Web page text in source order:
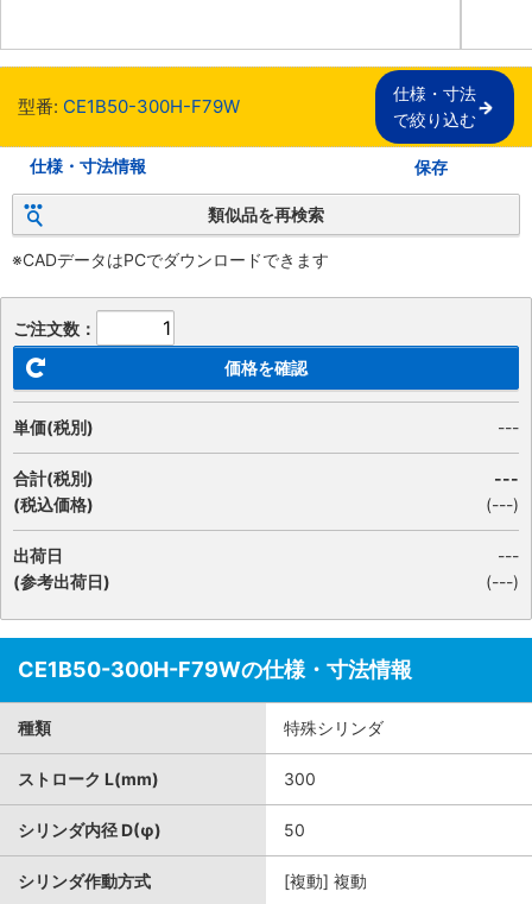
型番: CE1B50-300H-F79W
仕様・寸法
で絞り込む
仕様・寸法情報 保存
類似品を再検索
※CADデータはPCでダウンロードできます
ご注文数：
価格を確認
単価(税別) ---
合計(税別)
(税込価格)
---
(---)
出荷日
(参考出荷日)
---
(---)
CE1B50-300H-F79Wの仕様・寸法情報
種類 特殊シリンダ
ストローク L(mm) 300
シリンダ内径 D(φ) 50
シリンダ作動方式 [複動] 複動